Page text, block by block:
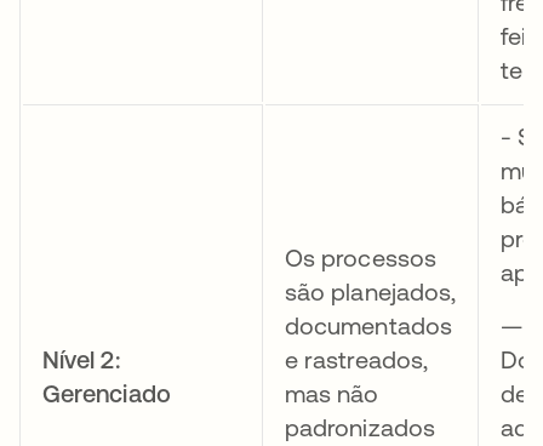
Nível 2:
Gerenciado
Os processos
são planejados,
documentados
e rastreados,
mas não
padronizados
-
—
de